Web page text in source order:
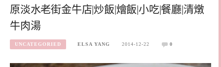
原淡水老街金牛店|炒飯|燴飯|小吃|餐廳|清燉
牛肉湯
UNCATEGORIED ELSA YANG 2014-12-22 0